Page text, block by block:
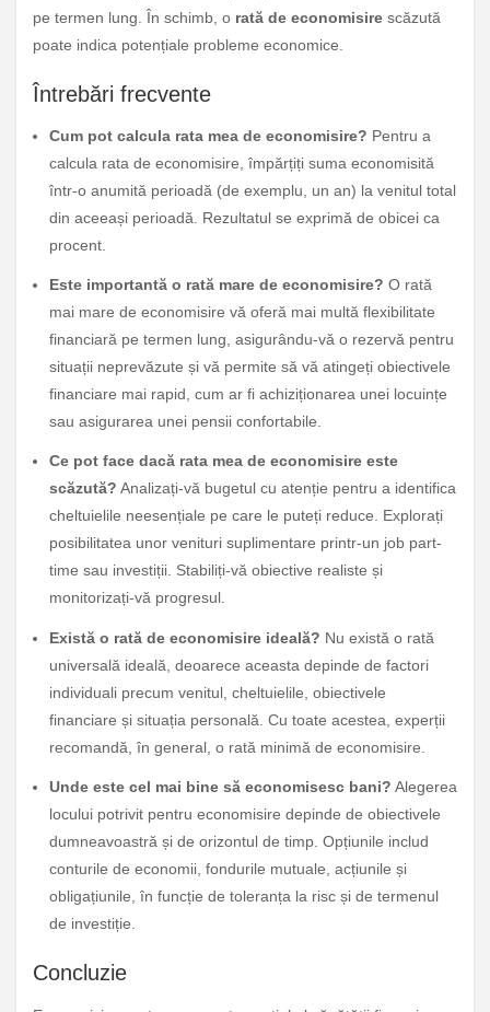
pe termen lung. În schimb, o rată de economisire scăzută
poate indica potențiale probleme economice.
Întrebări frecvente
Cum pot calcula rata mea de economisire? Pentru a
calcula rata de economisire, împărțiți suma economisită
într-o anumită perioadă (de exemplu, un an) la venitul total
din aceeași perioadă. Rezultatul se exprimă de obicei ca
procent.
Este importantă o rată mare de economisire? O rată
mai mare de economisire vă oferă mai multă flexibilitate
financiară pe termen lung, asigurându-vă o rezervă pentru
situații neprevăzute și vă permite să vă atingeți obiectivele
financiare mai rapid, cum ar fi achiziționarea unei locuințe
sau asigurarea unei pensii confortabile.
Ce pot face dacă rata mea de economisire este
scăzută? Analizați-vă bugetul cu atenție pentru a identifica
cheltuielile neesențiale pe care le puteți reduce. Explorați
posibilitatea unor venituri suplimentare printr-un job part-
time sau investiții. Stabiliți-vă obiective realiste și
monitorizați-vă progresul.
Există o rată de economisire ideală? Nu există o rată
universală ideală, deoarece aceasta depinde de factori
individuali precum venitul, cheltuielile, obiectivele
financiare și situația personală. Cu toate acestea, experții
recomandă, în general, o rată minimă de economisire.
Unde este cel mai bine să economisesc bani? Alegerea
locului potrivit pentru economisire depinde de obiectivele
dumneavoastră și de orizontul de timp. Opțiunile includ
conturile de economii, fondurile mutuale, acțiunile și
obligațiunile, în funcție de toleranța la risc și de termenul
de investiție.
Concluzie